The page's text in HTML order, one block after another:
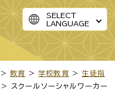
SELECT
LANGUAGE
>教育 >学校教育 > 生徒指
> スクールソーシャルワーカー